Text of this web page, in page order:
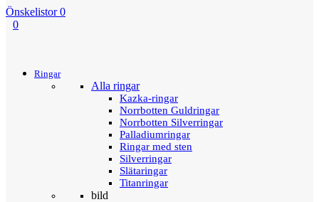
Önskelistor 0
0
Ringar
Alla ringar
Kazka-ringar
Norrbotten Guldringar
Norrbotten Silverringar
Palladiumringar
Ringar med sten
Silverringar
Slätaringar
Titanringar
bild